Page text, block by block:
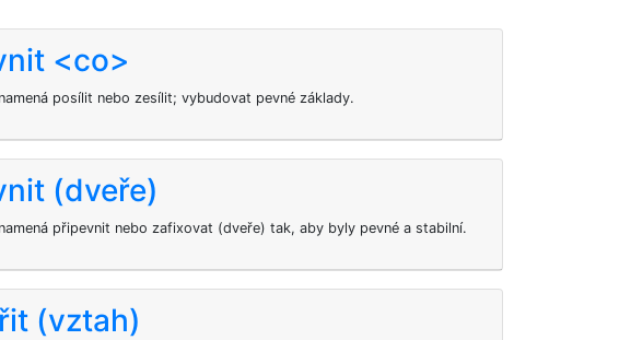
<co>
posílit nebo zesílit; vybudovat pevné základy.
(dveře)
připevnit nebo zafixovat (dveře) tak, aby byly pevné a stabilní.
(vztah)